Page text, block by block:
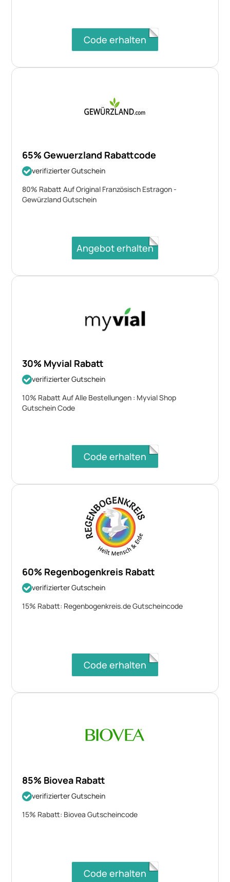
Code erhalten
65% Gewuerzland Rabattcode
verifizierter Gutschein
80% Rabatt Auf Original Französisch Estragon -
Gewürzland Gutschein
Angebot erhalten
30% Myvial Rabatt
verifizierter Gutschein
10% Rabatt Auf Alle Bestellungen : Myvial Shop
Gutschein Code
Code erhalten
60% Regenbogenkreis Rabatt
verifizierter Gutschein
15% Rabatt: Regenbogenkreis.de Gutscheincode
Code erhalten
85% Biovea Rabatt
verifizierter Gutschein
15% Rabatt: Biovea Gutscheincode
Code erhalten